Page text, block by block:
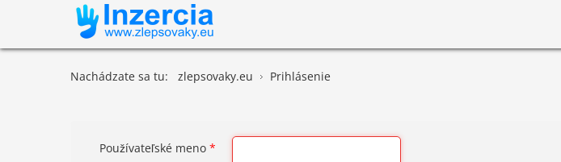
Nachádzate sa tu: zlepsovaky.eu Prihlásenie
Používateľské meno *